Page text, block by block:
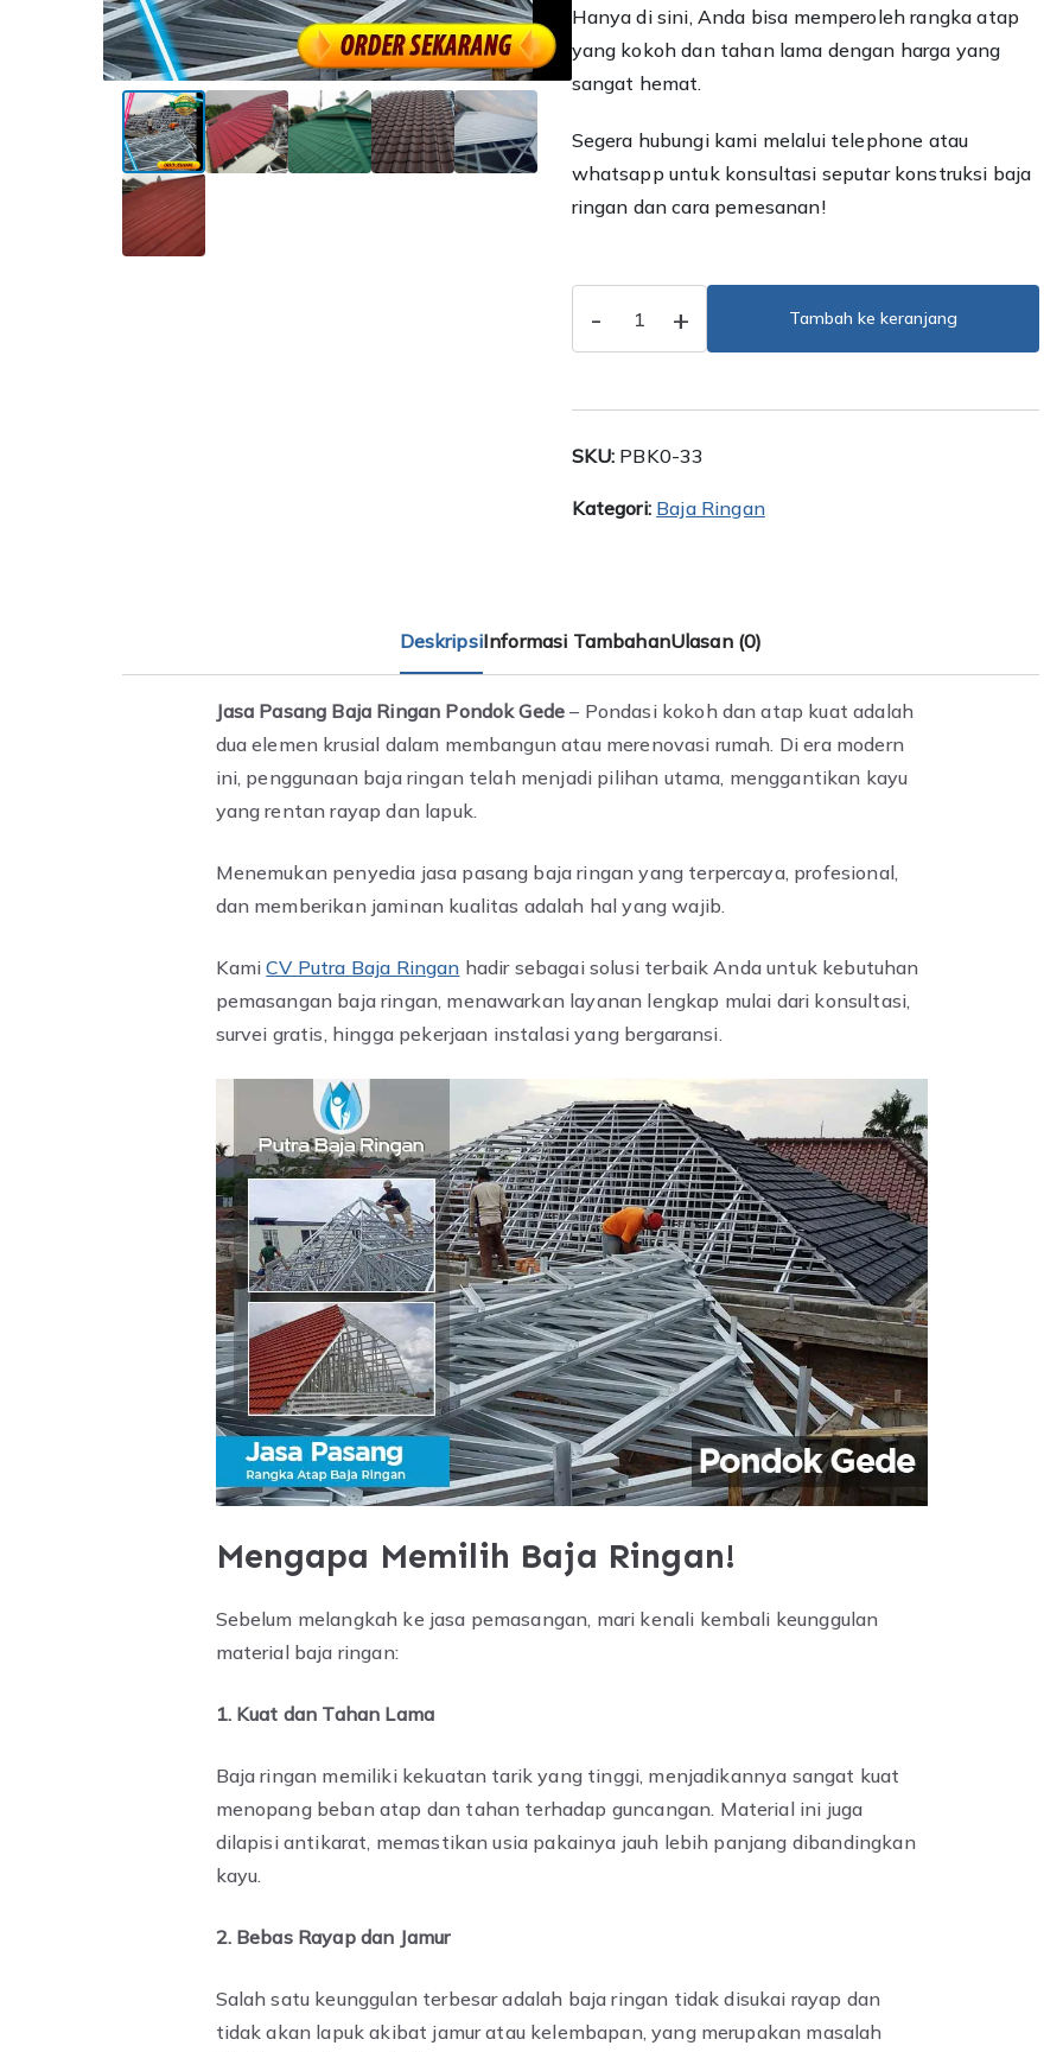
Hanya di sini, Anda bisa memperoleh rangka atap
yang kokoh dan tahan lama dengan harga yang
sangat hemat.
Segera hubungi kami melalui telephone atau
whatsapp untuk konsultasi seputar konstruksi baja
ringan dan cara pemesanan!
-
Pondok
Gede
+ Tambah ke keranjang
SKU: PBK0-33
Kategori: Baja Ringan
DeskripsiInformasi TambahanUlasan (0)
Jasa Pasang Baja Ringan Pondok Gede – Pondasi kokoh dan atap kuat adalah
dua elemen krusial dalam membangun atau merenovasi rumah. Di era modern
ini, penggunaan baja ringan telah menjadi pilihan utama, menggantikan kayu
yang rentan rayap dan lapuk.
Menemukan penyedia jasa pasang baja ringan yang terpercaya, profesional,
dan memberikan jaminan kualitas adalah hal yang wajib.
KamiCV Putra Baja Ringan hadir sebagai solusi terbaik Anda untuk kebutuhan
pemasangan baja ringan, menawarkan layanan lengkap mulai dari konsultasi,
survei gratis, hingga pekerjaan instalasi yang bergaransi.
Mengapa Memilih Baja Ringan!
Sebelum melangkah ke jasa pemasangan, mari kenali kembali keunggulan
material baja ringan:
1. Kuat dan Tahan Lama
Baja ringan memiliki kekuatan tarik yang tinggi, menjadikannya sangat kuat
menopang beban atap dan tahan terhadap guncangan. Material ini juga
dilapisi antikarat, memastikan usia pakainya jauh lebih panjang dibandingkan
kayu.
2. Bebas Rayap dan Jamur
Salah satu keunggulan terbesar adalah baja ringan tidak disukai rayap dan
tidak akan lapuk akibat jamur atau kelembapan, yang merupakan masalah